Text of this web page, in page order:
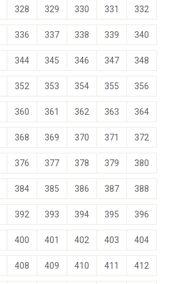
328 329 330 331 332
336 337 338 339 340
344 345 346 347 348
352 353 354 355 356
360 361 362 363 364
368 369 370 371 372
376 377 378 379 380
384 385 386 387 388
392 393 394 395 396
400 401 402 403 404
408 409 410 411 412